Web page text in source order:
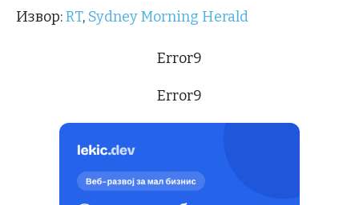
Извор:RT, Sydney Morning Herald
Error9
Error9